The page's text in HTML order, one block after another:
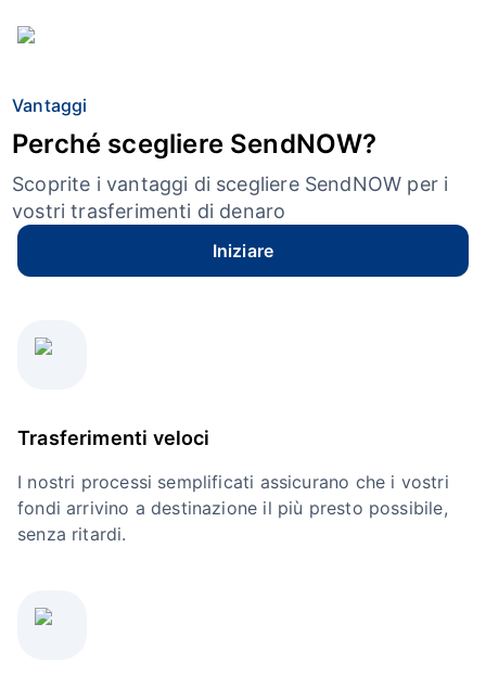
Vantaggi
Perché scegliere SendNOW?
Scoprite i vantaggi di scegliere SendNOW per i
vostri trasferimenti di denaro
Iniziare
Trasferimenti veloci
I nostri processi semplificati assicurano che i vostri
fondi arrivino a destinazione il più presto possibile,
senza ritardi.